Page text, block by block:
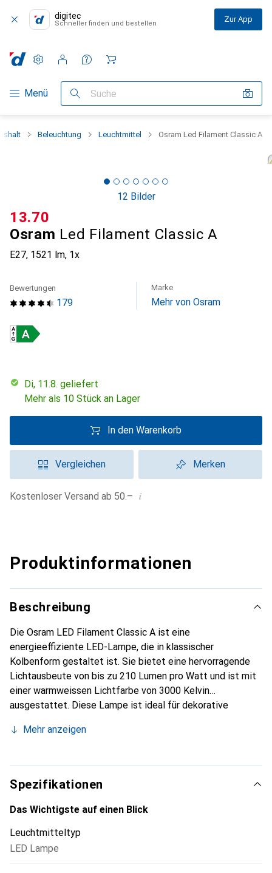
digitec
Schneller finden und bestellen Zur App
Navigation nach Kategorien
Menü Suche
Einstellungen
Kundenkonto
Vergleichslisten
Merklisten
Warenkorb
Beleuchtung Leuchtmittel Osram Led Filament Classic A
12 Bilder
Osram Led Filament Classic A
E27, 1521 lm, 1x
CHF
13.70
179
Bewertungen Marke
Mehr von Osram
Di, 11.8. geliefert
Mehr als 10 Stück an Lager
In den Warenkorb
Vergleichen Merken
Kostenloser Versand ab 50.– i
Produktinformationen
Beschreibung
Die Osram LED Filament Classic A ist eine
energieeffiziente LED-Lampe, die in klassischer
Kolbenform gestaltet ist. Sie bietet eine hervorragende
Lichtausbeute von bis zu 210 Lumen pro Watt und ist mit
einer warmweissen Lichtfarbe von 3000 Kelvin
ausgestattet. Diese Lampe ist ideal für dekorative
100 % Licht ohne Aufwärmzeit liefert. Mit einer
Anzahl von Schaltzyklen von 500.000 ist sie eine
langlebige und zuverlässige Beleuchtungslösung. Die
innovative LED-Filament-Technologie sorgt für ein
ansprechendes Design, das in seiner Lichtstrom- und
Diese Lampe ist nicht dimmbar und für den Innenbereich
konzipiert, wobei der Einsatz im Aussenbereich nur in
Mehr anzeigen
Spezifikationen
Das Wichtigste auf einen Blick
Leuchtmitteltyp
LED Lampe